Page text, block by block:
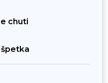
chuti
špetka